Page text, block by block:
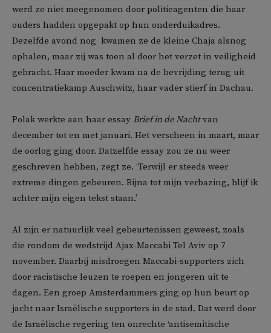
werd ze niet meegenomen door politieagenten die haar
ouders hadden opgepakt op hun onderduikadres.
Dezelfde avond nog kwamen ze de kleine Chaja alsnog
ophalen, maar zij was toen al door het verzet in veiligheid
gebracht. Haar moeder kwam na de bevrijding terug uit
concentratiekamp Auschwitz, haar vader stierf in Dachau.
Polak werkte aan haar essay Brief in de Nachtvan
december tot en met januari. Het verscheen in maart, maar
de oorlog ging door. Datzelfde essay zou ze nu weer
geschreven hebben, zegt ze. ‘Terwijl er steeds weer
extreme dingen gebeuren. Bijna tot mijn verbazing, blijf ik
achter mijn eigen tekst staan.’
Al zijn er natuurlijk veel gebeurtenissen geweest, zoals
die rondom de wedstrijd Ajax-Maccabi Tel Aviv op 7
november. Daarbij misdroegen Maccabi-supporters zich
door racistische leuzen te roepen en jongeren uit te
dagen. Een groep Amsterdammers ging op hun beurt op
jacht naar Israëlische supporters in de stad. Dat werd door
de Israëlische regering ten onrechte ‘antisemitische